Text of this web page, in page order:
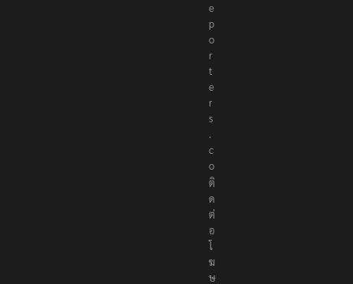
e
p
o
r
t
e
r
s
.
c
o
ติ
ด
ต่
อ
โ
ฆ
ษ